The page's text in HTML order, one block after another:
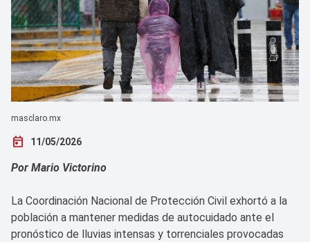
masclaro.mx
today 11/05/2026
Por Mario Victorino
La Coordinación Nacional de Protección Civil exhortó a la
población a mantener medidas de autocuidado ante el
pronóstico de lluvias intensas y torrenciales provocadas